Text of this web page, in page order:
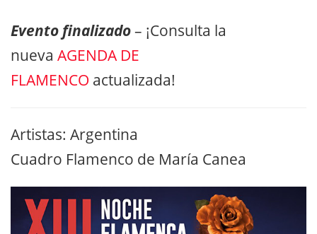
Evento finalizado– ¡Consulta la
nueva AGENDA DE
FLAMENCO actualizada!
Artistas: Argentina
Cuadro Flamenco de María Canea